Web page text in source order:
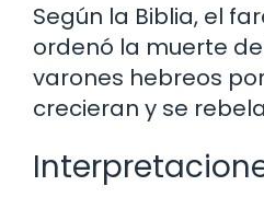
Según la Biblia, el
ordenó la muerte
varones hebreos
crecieran y se